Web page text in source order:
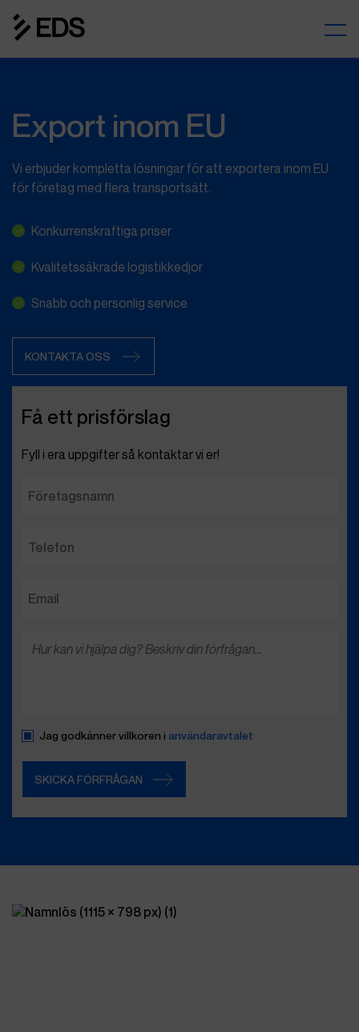
Export inom EU
Vi erbjuder kompletta lösningar för att exportera inom EU
för företag med flera transportsätt.
Konkurrenskraftiga priser
Kvalitetssäkrade logistikkedjor
Snabb och personlig service
KONTAKTA OSS
Få ett prisförslag
Fyll i era uppgifter så kontaktar vi er!
kan
förfrågan…
Namnlös
Jag godkänner villkoren i användaravtalet
SKICKA FÖRFRÅGAN